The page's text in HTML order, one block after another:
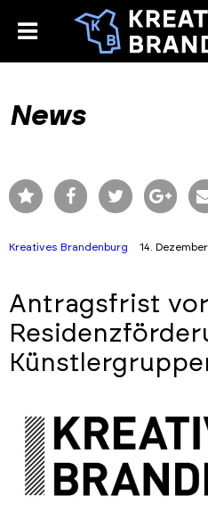
toggle
News
Kreatives Brandenburg 14.
Antragsfrist